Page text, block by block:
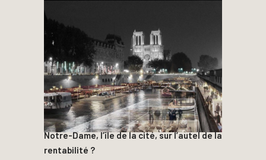
Notre-Dame, l’île de la cité, sur l’autel de la
rentabilité ?